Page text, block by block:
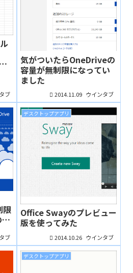
ブ
気がついたらOneDriveの
容量が無制限になってい
ました
2014.11.09 ウインタブ
限
ブ
デスクトップアプリ
Office Swayのプレビュー
版を使ってみた
2014.10.26 ウインタブ
デスクトップアプリ